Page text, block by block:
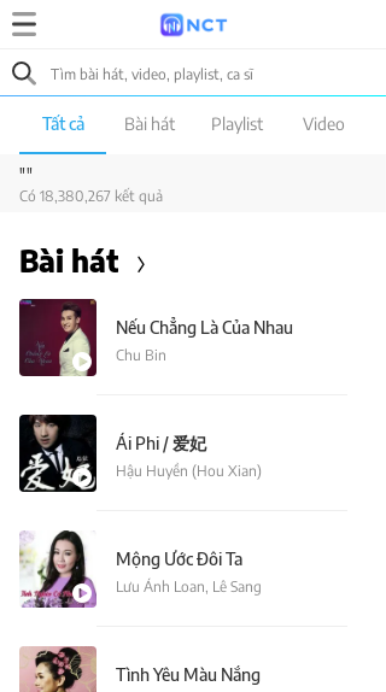
Tất cả Bài hát Playlist Video
""
Có 18,380,267 kết quả
Bài hát
Nếu Chẳng Là Của Nhau
Chu Bin
Ái Phi / 爱妃
Hậu Huyền (Hou Xian)
Mộng Ước Đôi Ta
Lưu Ánh Loan, Lê Sang
Tình Yêu Màu Nắng